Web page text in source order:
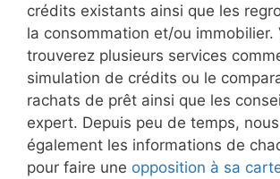
crédits existants ainsi que les
la consommation et/ou immobilier.
trouverez plusieurs services
simulation de crédits ou le
rachats de prêt ainsi que les
expert. Depuis peu de temps,
également les informations de
pour faire une opposition à sa